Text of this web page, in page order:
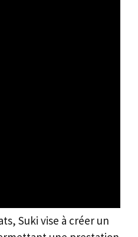
Suki vise à créer un